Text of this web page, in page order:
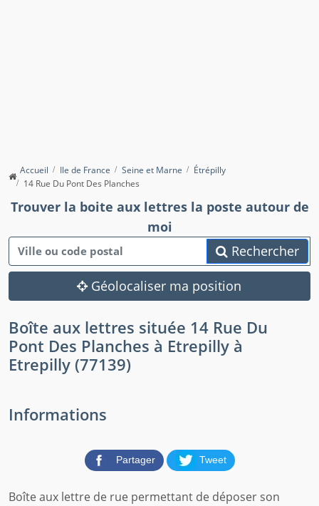
Accueil Ile de France Seine et Marne
Étrépilly
14 Rue Du Pont Des Planches
Trouver la boite aux lettres la poste autour de
moi
Rechercher
Géolocaliser ma position
Boîte aux lettres située 14 Rue Du
Pont Des Planches à Etrepilly à
Etrepilly (77139)
Informations
Partager Tweet
Boîte aux lettre de rue permettant de déposer son